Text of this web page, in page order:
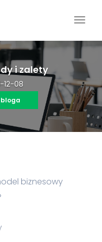
i zalety
12-08
bloga
biznesowy